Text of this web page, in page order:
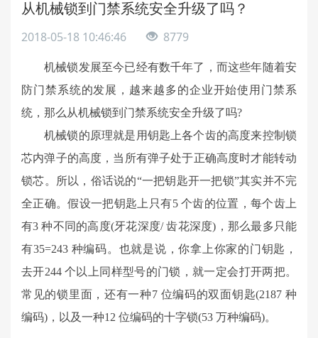
从机械锁到门禁系统安全升级了吗？
2018-05-18 10:46:46
8779
机械锁发展至今已经有数千年了，而这些年随着安
防门禁系统的发展，越来越多的企业开始使用门禁系
统，那么从机械锁到门禁系统安全升级了吗?
机械锁的原理就是用钥匙上各个齿的高度来控制锁
芯内弹子的高度，当所有弹子处于正确高度时才能转动
锁芯。所以，俗话说的“一把钥匙开一把锁”其实并不完
全正确。假设一把钥匙上只有5 个齿的位置，每个齿上
有3 种不同的高度(牙花深度/ 齿花深度)，那么最多只能
有35=243 种编码。也就是说，你拿上你家的门钥匙，
去开244 个以上同样型号的门锁，就一定会打开两把。
常见的锁里面，还有一种7 位编码的双面钥匙(2187 种
编码)，以及一种12 位编码的十字锁(53 万种编码)。